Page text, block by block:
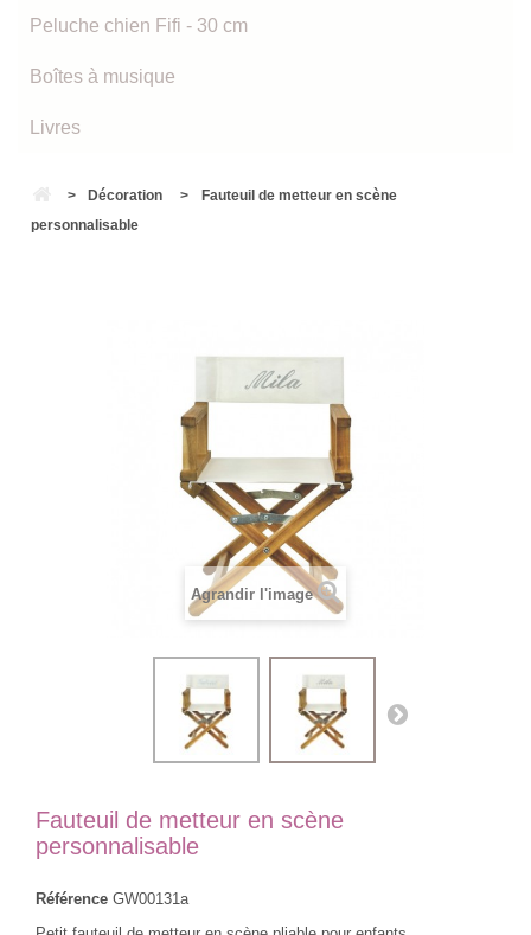
Peluche chien Fifi - 30 cm
Boîtes à musique
Livres
> Décoration >
Fauteuil de metteur en scène
personnalisable
Agrandir l'image
Fauteuil de metteur en scène
personnalisable
Référence GW00131a